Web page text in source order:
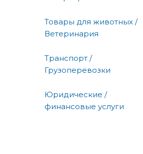
Товары для животных /
Ветеринария
Транспорт /
Грузоперевозки
Юридические /
финансовые услуги